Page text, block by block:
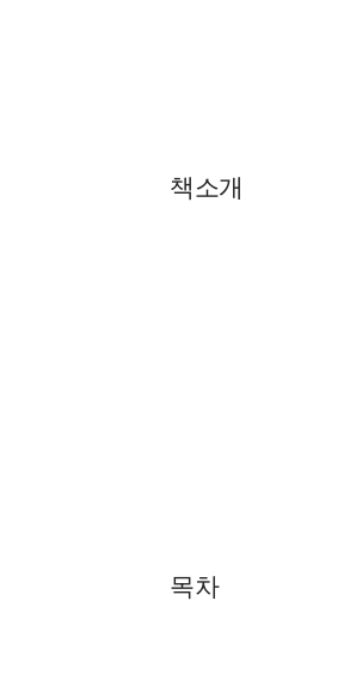
책소개
목차